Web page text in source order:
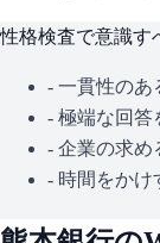
性格検査で意識す
- 一貫性のあ
- 極端な回答
- 企業の求め
- 時間をかけ